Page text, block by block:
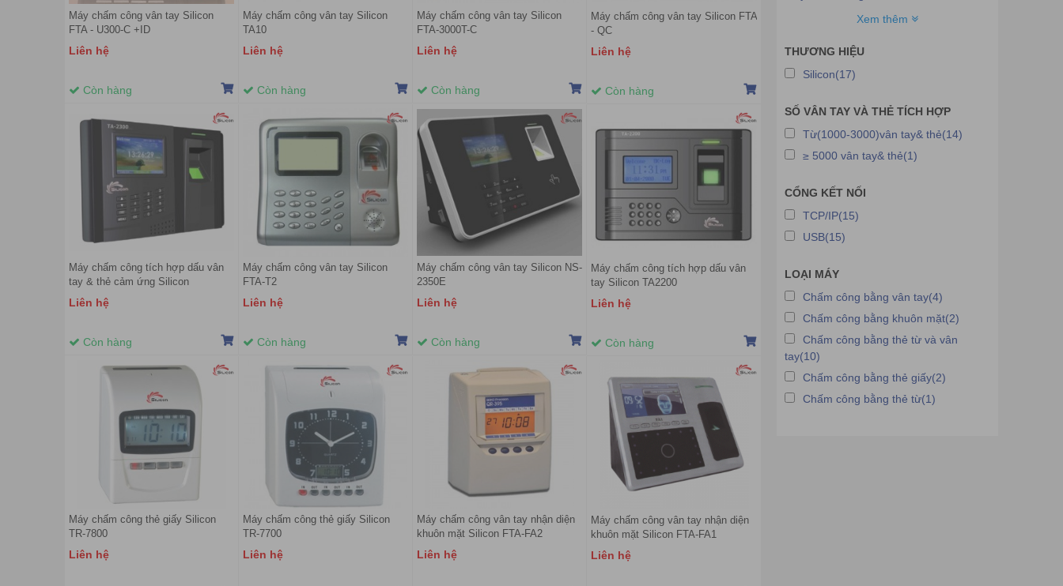
Máy chấm công vân tay Silicon
FTA - U300-C +ID
Liên hệ
Còn hàng
Máy chấm công vân tay Silicon
TA10
Liên hệ
Còn hàng
Máy chấm công vân tay Silicon
FTA-3000T-C
Liên hệ
Còn hàng
Máy chấm công vân tay Silicon FTA
- QC
Liên hệ
Còn hàng
Máy chấm công tích hợp dấu vân
tay & thẻ cảm ứng Silicon
TA2300+RFID
Liên hệ
Còn hàng
Máy chấm công vân tay Silicon
FTA-T2
Liên hệ
Còn hàng
Máy chấm công vân tay Silicon NS-
2350E
Liên hệ
Còn hàng
Máy chấm công tích hợp dấu vân
tay Silicon TA2200
Liên hệ
Còn hàng
Máy chấm công thẻ giấy Silicon
TR-7800
Liên hệ
Máy chấm công thẻ giấy Silicon
TR-7700
Liên hệ
Máy chấm công vân tay nhận diện
khuôn mặt Silicon FTA-FA2
Liên hệ
Máy chấm công vân tay nhận diện
khuôn mặt Silicon FTA-FA1
Liên hệ
Máy chấm công Silicon
Máy chấm công KJTech
Máy chấm công Okyo
Máy chấm công HYSOON
Máy chấm công Aurora
Máy chấm công Smart
Máy chấm công WISE EYE
Máy chấm công IDteck
Máy chấm công GRANDING
Máy chấm công Hikvision
Xem thêm
THƯƠNG HIỆU
Silicon(17)
SỐ VÂN TAY VÀ THẺ TÍCH HỢP
Từ(1000-3000)vân tay& thẻ(14)
≥ 5000 vân tay& thẻ(1)
CỔNG KẾT NỐI
TCP/IP(15)
USB(15)
LOẠI MÁY
Chấm công bằng vân tay(4)
Chấm công bằng khuôn mặt(2)
Chấm công bằng thẻ từ và vân
tay(10)
Chấm công bằng thẻ giấy(2)
Chấm công bằng thẻ từ(1)